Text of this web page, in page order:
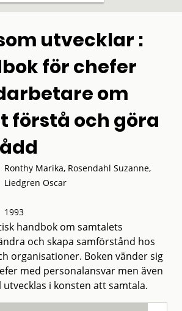
utvecklar :
för chefer
om
förstå och göra
Ronthy Marika, Rosendahl Suzanne,
Liedgren Oscar
1993
handbok om samtalets
och skapa samförstånd hos
organisationer. Boken vänder sig
med personalansvar men även
i konsten att samtala.